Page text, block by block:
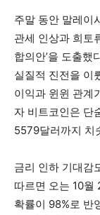
주말 동안 말레이
관세 인상과 희토
합의안’을 도출했
실질적 진전을 이
이익과 윈윈 관계
자 비트코인은 단
5579달러까지 치
금리 인하 기대감
따르면 오는 10
확률이 98%로 반